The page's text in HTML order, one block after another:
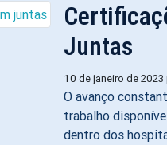
Juntas
10 de janeiro de
O avanço
trabalho
dentro dos